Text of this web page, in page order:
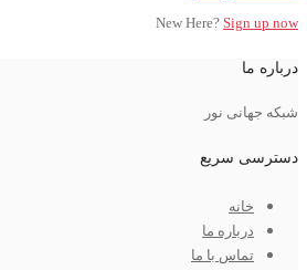
New Here? Sign up now
درباره ما
شبکه جهانی نور
دسترسی سریع
خانه
درباره ما
تماس با ما